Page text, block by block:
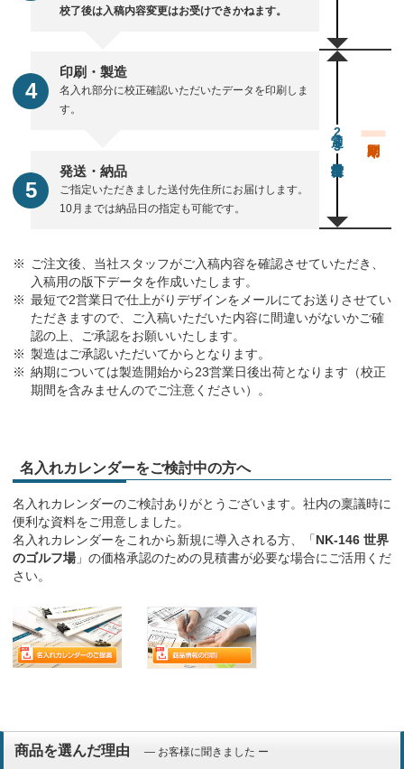
校了後は入稿内容変更はお受けできかねます。
印刷・製造
名入れ部分に校正確認いただいたデータを印刷しま
す。
発送・納品
ご指定いただきました送付先住所にお届けします。
10月までは納品日の指定も可能です。
通常23営業日後出荷
ご注文後、当社スタッフがご入稿内容を確認させていただき、
入稿用の版下データを作成いたします。
最短で2営業日で仕上がりデザインをメールにてお送りさせてい
ただきますので、ご入稿いただいた内容に間違いがないかご確
認の上、ご承認をお願いいたします。
製造はご承認いただいてからとなります。
納期については製造開始から23営業日後出荷となります（校正
期間を含みませんのでご注意ください）。
名入れカレンダーをご検討中の方へ
名入れカレンダーのご検討ありがとうございます。社内の稟議時に
便利な資料をご用意しました。
名入れカレンダーをこれから新規に導入される方、「NK-146 世界
のゴルフ場」の価格承認のための見積書が必要な場合にご活用くだ
さい。
商品を選んだ理由 ― お客様に聞きました ー